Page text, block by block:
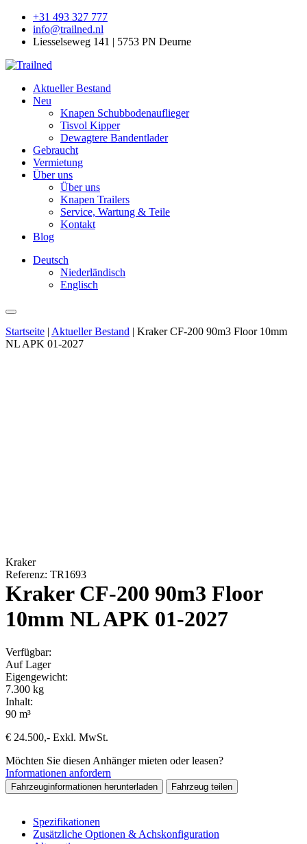
+31 493 327 777
info@trailned.nl
Liesselseweg 141 | 5753 PN Deurne
Aktueller Bestand
Neu
Knapen Schubbodenauflieger
Tisvol Kipper
Dewagtere Bandentlader
Gebraucht
Vermietung
Über uns
Über uns
Knapen Trailers
Service, Wartung & Teile
Kontakt
Blog
Deutsch
Niederländisch
Englisch
Startseite | Aktueller Bestand | Kraker CF-200 90m3 Floor 10mm
NL APK 01-2027
Kraker
Referenz: TR1693
Kraker CF-200 90m3 Floor
10mm NL APK 01-2027
Verfügbar:
Auf Lager
Eigengewicht:
7.300 kg
Inhalt:
90 m³
€ 24.500,- Exkl. MwSt.
Möchten Sie diesen Anhänger mieten oder leasen?
Informationen anfordern
Fahrzeuginformationen herunterladen Fahrzeug teilen
Spezifikationen
Zusätzliche Optionen & Achskonfiguration